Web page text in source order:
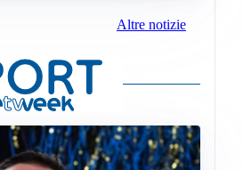
Altre notizie